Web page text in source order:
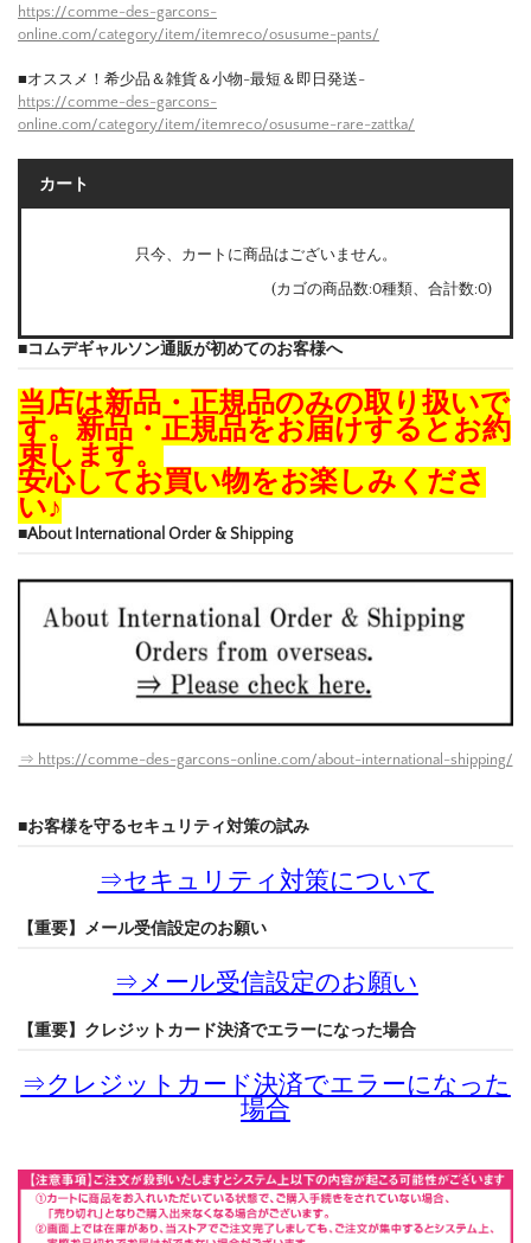
https://comme-des-garcons-
online.com/category/item/itemreco/osusume-pants/
■オススメ！希少品＆雑貨＆小物-最短＆即日発送-
https://comme-des-garcons-
online.com/category/item/itemreco/osusume-rare-zattka/
カート
只今、カートに商品はございません。
(カゴの商品数:0種類、合計数:0)
■コムデギャルソン通販が初めてのお客様へ
当店は新品・正規品のみの取り扱いで
す。新品・正規品をお届けするとお約
束します。
安心してお買い物をお楽しみくださ
い♪
■About International Order & Shipping
⇒ https://comme-des-garcons-online.com/about-international-shipping/
■お客様を守るセキュリティ対策の試み
⇒セキュリティ対策について
【重要】メール受信設定のお願い
⇒ メール受信設定のお願い
【重要】クレジットカード決済でエラーになった場合
⇒クレジットカード決済でエラーになった
場合